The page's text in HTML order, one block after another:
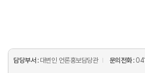
담당부서 : 대변인 언론홍보담당관 문의전화 :